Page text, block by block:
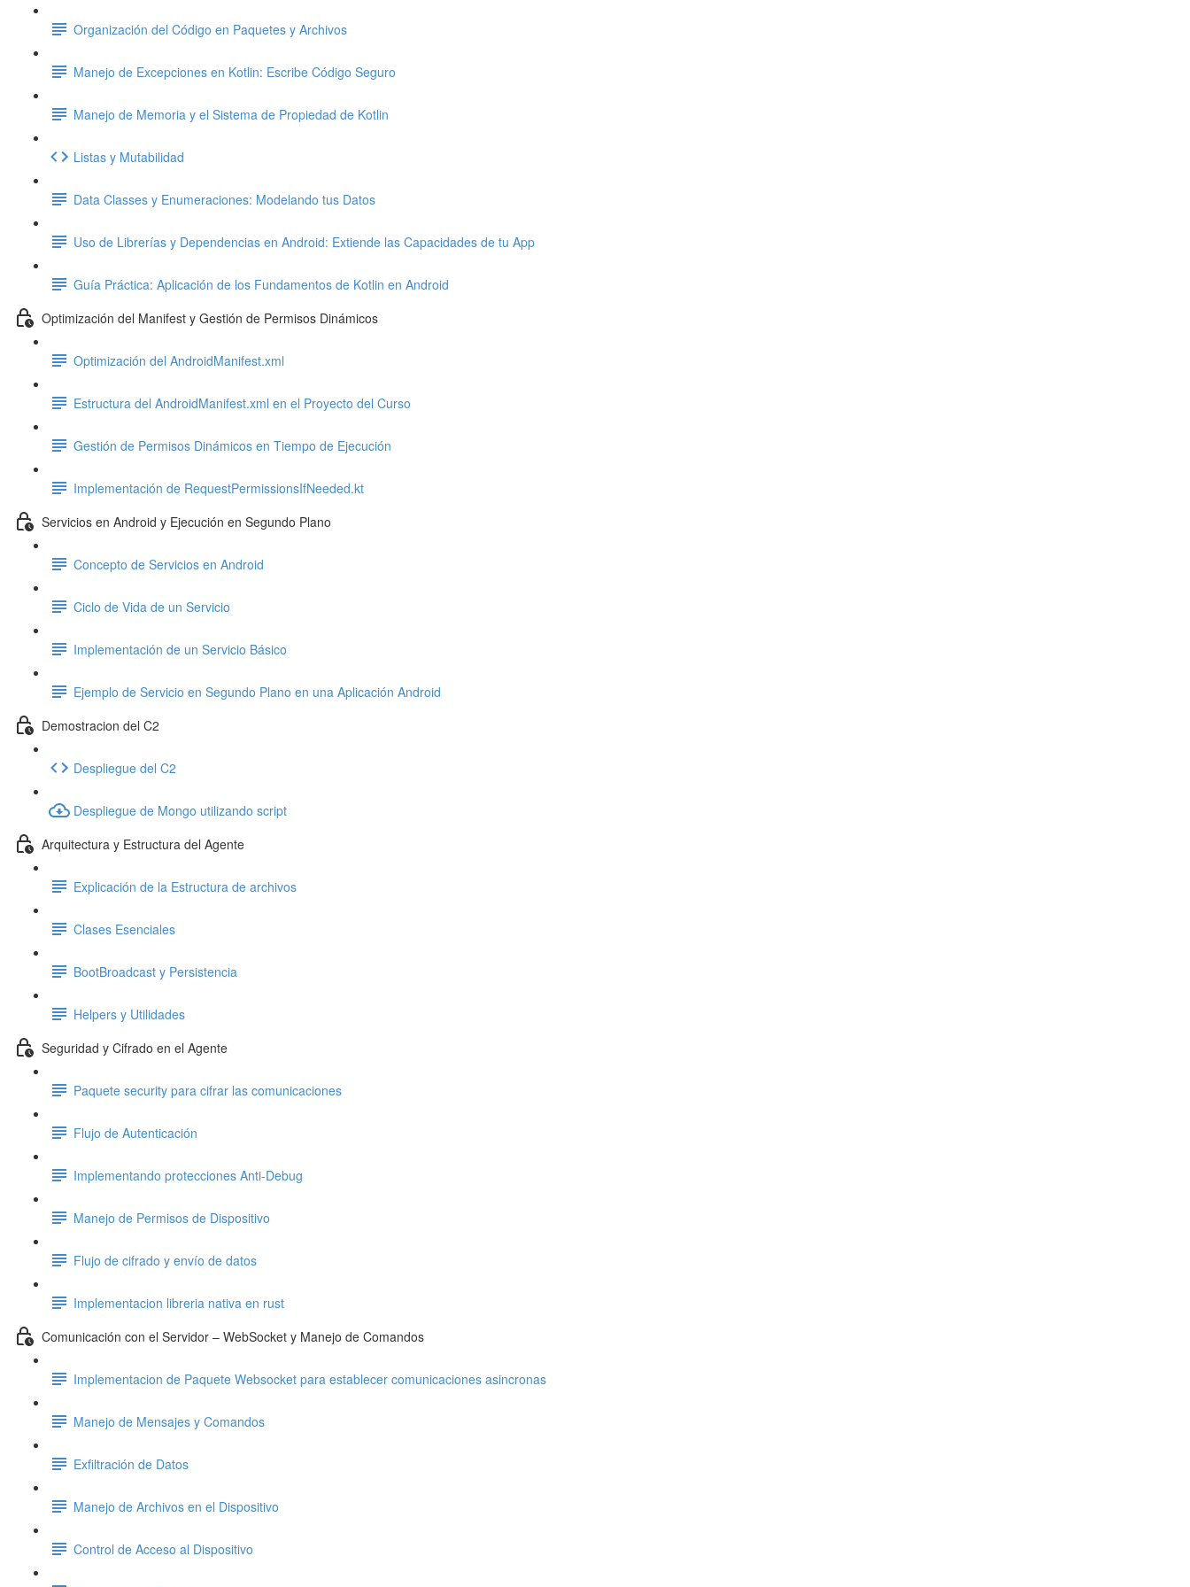
Organización del Código en Paquetes y Archivos
Manejo de Excepciones en Kotlin: Escribe Código Seguro
Manejo de Memoria y el Sistema de Propiedad de Kotlin
Listas y Mutabilidad
Data Classes y Enumeraciones: Modelando tus Datos
Uso de Librerías y Dependencias en Android: Extiende las Capacidades de tu App
Guía Práctica: Aplicación de los Fundamentos de Kotlin en Android
Optimización del Manifest y Gestión de Permisos Dinámicos
Optimización del AndroidManifest.xml
Estructura del AndroidManifest.xml en el Proyecto del Curso
Gestión de Permisos Dinámicos en Tiempo de Ejecución
Implementación de RequestPermissionsIfNeeded.kt
Servicios en Android y Ejecución en Segundo Plano
Concepto de Servicios en Android
Ciclo de Vida de un Servicio
Implementación de un Servicio Básico
Ejemplo de Servicio en Segundo Plano en una Aplicación Android
Demostracion del C2
Despliegue del C2
Despliegue de Mongo utilizando script
Arquitectura y Estructura del Agente
Explicación de la Estructura de archivos
Clases Esenciales
BootBroadcast y Persistencia
Helpers y Utilidades
Seguridad y Cifrado en el Agente
Paquete security para cifrar las comunicaciones
Flujo de Autenticación
Implementando protecciones Anti-Debug
Manejo de Permisos de Dispositivo
Flujo de cifrado y envío de datos
Implementacion libreria nativa en rust
Comunicación con el Servidor – WebSocket y Manejo de Comandos
Implementacion de Paquete Websocket para establecer comunicaciones asincronas
Manejo de Mensajes y Comandos
Exfiltración de Datos
Manejo de Archivos en el Dispositivo
Control de Acceso al Dispositivo